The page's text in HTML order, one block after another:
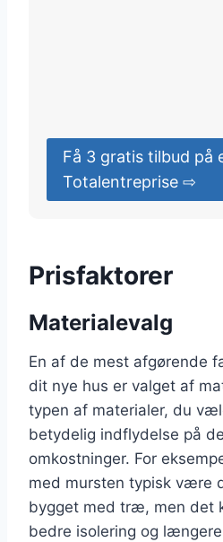
Få 3 gratis tilbud på
Totalentreprise ⇨
Prisfaktorer
Materialevalg
En af de mest afgørende
dit nye hus er valget af
typen af materialer, du
betydelig indflydelse på
omkostninger. For
med mursten typisk være
bygget med træ, men det
bedre isolering og